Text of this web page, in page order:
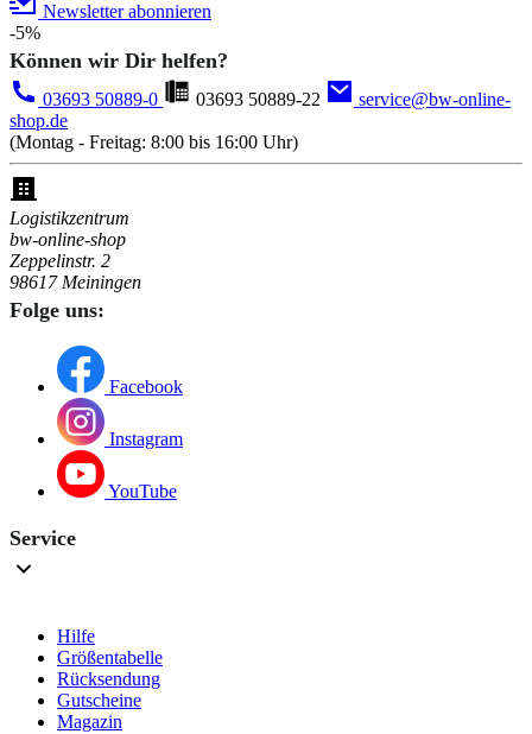
Newsletter abonnieren
-5%
Können wir Dir helfen?
03693 50889-0 03693 50889-22
service@bw-online-
shop.de
(Montag - Freitag: 8:00 bis 16:00 Uhr)
Logistikzentrum
bw-online-shop
Zeppelinstr. 2
98617 Meiningen
Folge uns:
Facebook
Instagram
YouTube
Service
Hilfe
Größentabelle
Rücksendung
Gutscheine
Magazin